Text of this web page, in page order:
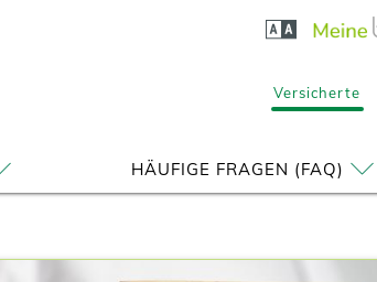
Versicherte
HÄUFIGE FRAGEN (FAQ)